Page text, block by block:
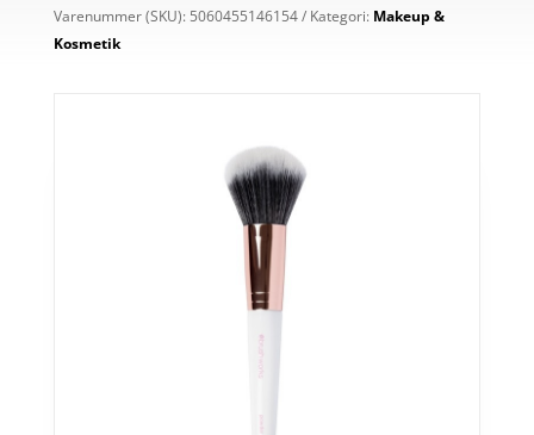
Varenummer (SKU): 5060455146154 Kategori: Makeup &
Kosmetik